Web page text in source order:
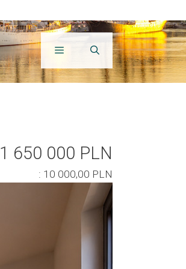
1 650 000 PLN
: 10 000,00 PLN